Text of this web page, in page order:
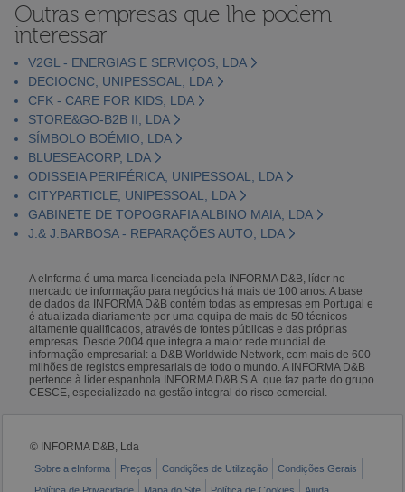
Outras empresas que lhe podem
interessar
V2GL - ENERGIAS E SERVIÇOS, LDA
DECIOCNC, UNIPESSOAL, LDA
CFK - CARE FOR KIDS, LDA
STORE&GO-B2B II, LDA
SÍMBOLO BOÉMIO, LDA
BLUESEACORP, LDA
ODISSEIA PERIFÉRICA, UNIPESSOAL, LDA
CITYPARTICLE, UNIPESSOAL, LDA
GABINETE DE TOPOGRAFIA ALBINO MAIA, LDA
J.& J.BARBOSA - REPARAÇÕES AUTO, LDA
A eInforma é uma marca licenciada pela INFORMA D&B, líder no
mercado de informação para negócios há mais de 100 anos. A base
de dados da INFORMA D&B contém todas as empresas em Portugal e
é atualizada diariamente por uma equipa de mais de 50 técnicos
altamente qualificados, através de fontes públicas e das próprias
empresas. Desde 2004 que integra a maior rede mundial de
informação empresarial: a D&B Worldwide Network, com mais de 600
milhões de registos empresariais de todo o mundo. A INFORMA D&B
pertence à líder espanhola INFORMA D&B S.A. que faz parte do grupo
CESCE, especializado na gestão integral do risco comercial.
© INFORMA D&B, Lda
Sobre a eInforma Preços Condições de Utilização
Condições Gerais